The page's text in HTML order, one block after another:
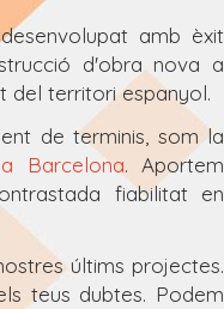
amb èxit
d'obra nova a
del territori espanyol.
de terminis, som la
Barcelona. Aportem
fiabilitat en
últims projectes.
teus dubtes. Podem